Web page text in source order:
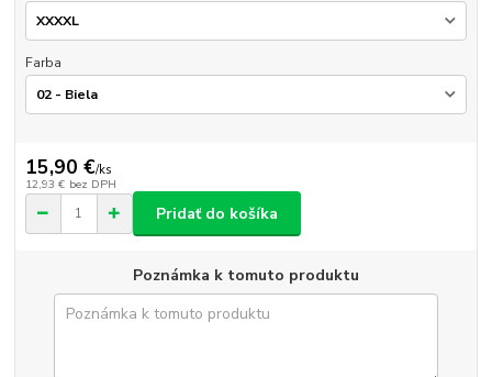
Farba
15,90 €/ks
12,93 € bez DPH
Pridať do košíka
Poznámka k tomuto produktu